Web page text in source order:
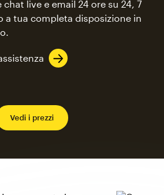
live e email 24 ore su 24, 7
a tua completa disposizione in
Vedi i prezzi